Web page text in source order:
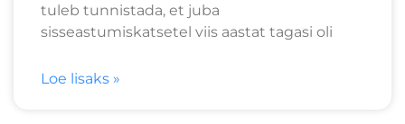
tuleb tunnistada, et juba
sisseastumiskatsetel viis aastat tagasi oli
Loe lisaks »